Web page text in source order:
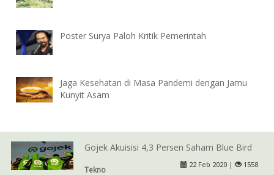
Poster Surya Paloh Kritik Pemerintah
Jaga Kesehatan di Masa Pandemi dengan Jamu
Kunyit Asam
Gojek Akuisisi 4,3 Persen Saham Blue Bird
Tekno
22 Feb 2020 | 1558